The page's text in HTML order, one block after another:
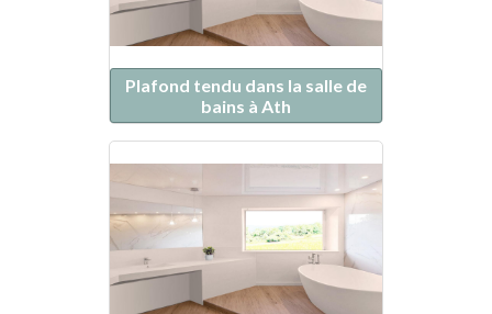
Plafond tendu dans la salle de
bains à Ath